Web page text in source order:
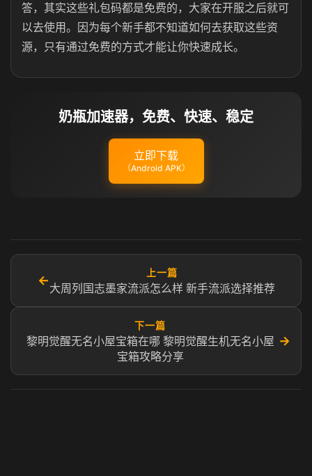
答，其实这些礼包码都是免费的，大家在开服之后就可
以去使用。因为每个新手都不知道如何去获取这些资
源，只有通过免费的方式才能让你快速成长。
奶瓶加速器，免费、快速、稳定
立即下载
（Android APK）
←
上一篇
大周列国志墨家流派怎么样 新手流派选择推荐
下一篇
黎明觉醒无名小屋宝箱在哪 黎明觉醒生机无名小屋
宝箱攻略分享
→